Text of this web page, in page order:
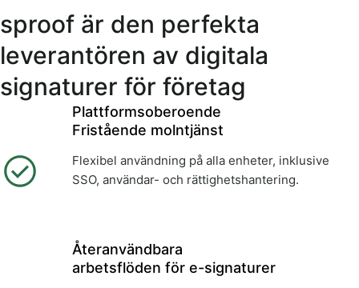
sproof är den perfekta
leverantören av digitala
signaturer för företag
Plattformsoberoende
Fristående molntjänst
Flexibel användning på alla enheter, inklusive
SSO, användar- och rättighetshantering.
Återanvändbara
arbetsflöden för e-signaturer